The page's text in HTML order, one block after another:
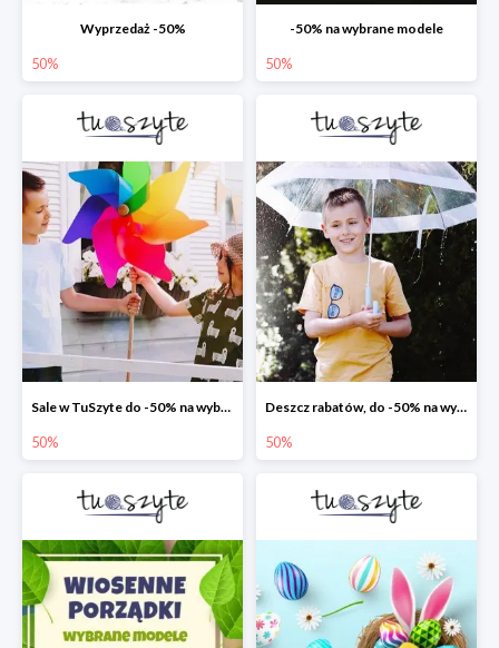
Wyprzedaż -50%
50%
-50% na wybrane modele
50%
Sale w TuSzyte do -50% na wybrane modele
50%
Deszcz rabatów, do -50% na wybrane modele
50%